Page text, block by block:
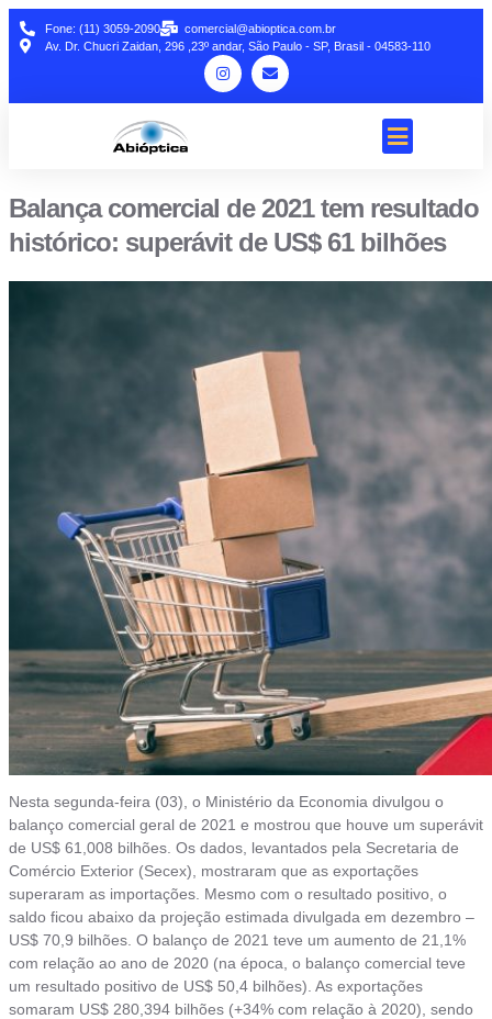
Fone: (11) 3059-2090
comercial@abioptica.com.br
Av. Dr. Chucri Zaidan, 296 ,23º andar, São Paulo - SP, Brasil - 04583-110
Balança comercial de 2021 tem resultado
histórico: superávit de US$ 61 bilhões
Nesta segunda-feira (03), o Ministério da Economia divulgou o
balanço comercial geral de 2021 e mostrou que houve um superávit
de US$ 61,008 bilhões. Os dados, levantados pela Secretaria de
Comércio Exterior (Secex), mostraram que as exportações
superaram as importações. Mesmo com o resultado positivo, o
saldo ficou abaixo da projeção estimada divulgada em dezembro –
US$ 70,9 bilhões. O balanço de 2021 teve um aumento de 21,1%
com relação ao ano de 2020 (na época, o balanço comercial teve
um resultado positivo de US$ 50,4 bilhões). As exportações
somaram US$ 280,394 bilhões (+34% com relação à 2020), sendo